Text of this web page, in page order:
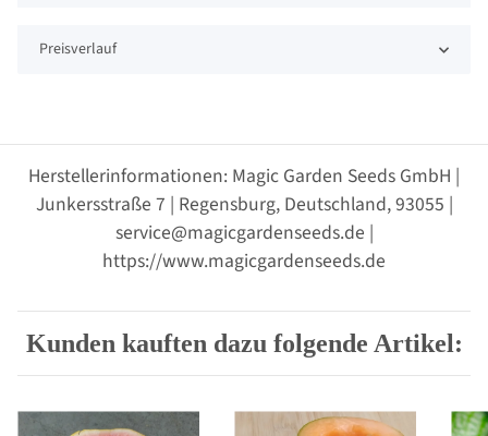
Preisverlauf
Herstellerinformationen: Magic Garden Seeds GmbH |
Junkersstraße 7 | Regensburg, Deutschland, 93055 |
service@magicgardenseeds.de |
https://www.magicgardenseeds.de
Kunden kauften dazu folgende Artikel: